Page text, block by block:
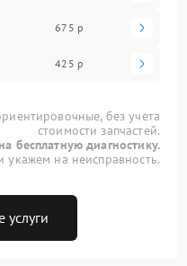
675 р
425 р
без учета
стоимости запчастей.
бесплатную диагностику.
на неисправность.
услуги